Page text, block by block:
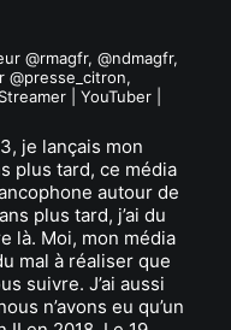
@rmagfr, @ndmagfr,
@presse_citron,
| YouTuber |